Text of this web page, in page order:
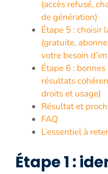
(accès refusé,
de génération)
Étape 5 : choisir
(gratuite,
votre besoin
Étape 6 :
résultats
droits et usage)
Résultat et
FAQ
L’essentiel à
Étape 1 :